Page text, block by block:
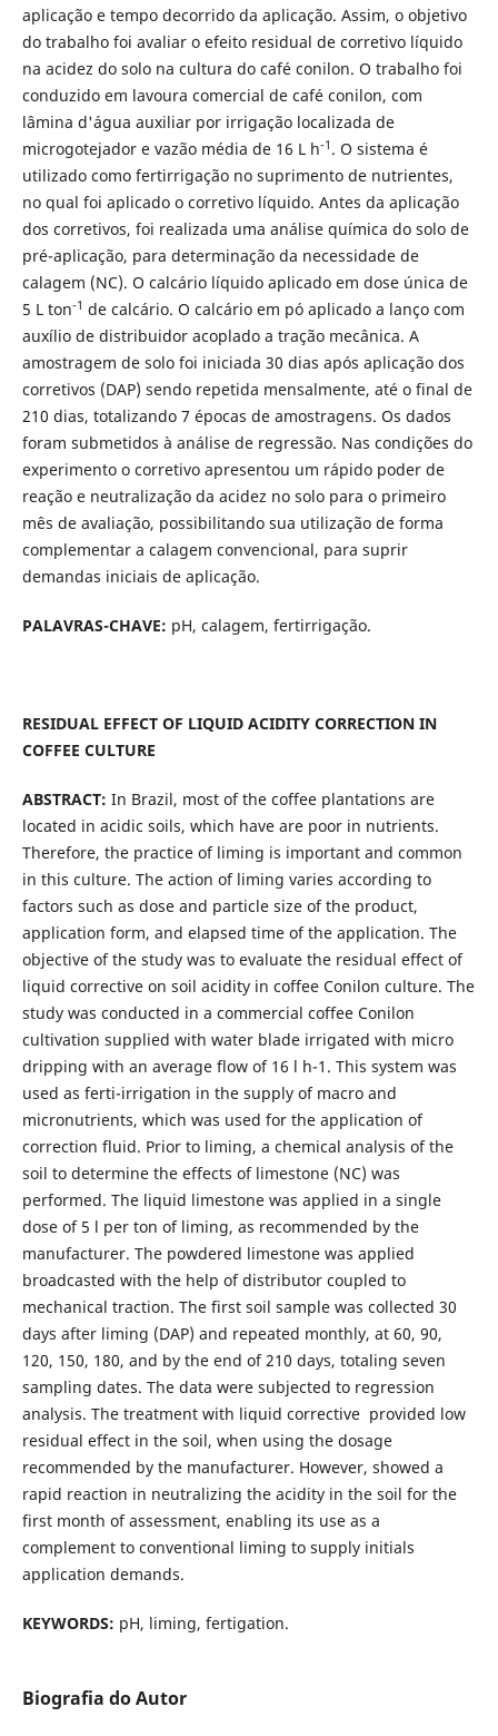
aplicação e tempo decorrido da aplicação. Assim, o objetivo
do trabalho foi avaliar o efeito residual de corretivo líquido
na acidez do solo na cultura do café conilon. O trabalho foi
conduzido em lavoura comercial de café conilon, com
lâmina d'água auxiliar por irrigação localizada de
microgotejador e vazão média de 16 L h-1 . O sistema é
utilizado como fertirrigação no suprimento de nutrientes,
no qual foi aplicado o corretivo líquido. Antes da aplicação
dos corretivos, foi realizada uma análise química do solo de
pré-aplicação, para determinação da necessidade de
calagem (NC). O calcário líquido aplicado em dose única de
5 L ton-1 de calcário. O calcário em pó aplicado a lanço com
auxílio de distribuidor acoplado a tração mecânica. A
amostragem de solo foi iniciada 30 dias após aplicação dos
corretivos (DAP) sendo repetida mensalmente, até o final de
210 dias, totalizando 7 épocas de amostragens. Os dados
foram submetidos à análise de regressão. Nas condições do
experimento o corretivo apresentou um rápido poder de
reação e neutralização da acidez no solo para o primeiro
mês de avaliação, possibilitando sua utilização de forma
complementar a calagem convencional, para suprir
demandas iniciais de aplicação.
PALAVRAS-CHAVE: pH, calagem, fertirrigação.
RESIDUAL EFFECT OF LIQUID ACIDITY CORRECTION IN
COFFEE CULTURE
ABSTRACT: In Brazil, most of the coffee plantations are
located in acidic soils, which have are poor in nutrients.
Therefore, the practice of liming is important and common
in this culture. The action of liming varies according to
factors such as dose and particle size of the product,
application form, and elapsed time of the application. The
objective of the study was to evaluate the residual effect of
liquid corrective on soil acidity in coffee Conilon culture. The
study was conducted in a commercial coffee Conilon
cultivation supplied with water blade irrigated with micro
dripping with an average flow of 16 l h-1. This system was
used as ferti-irrigation in the supply of macro and
micronutrients, which was used for the application of
correction fluid. Prior to liming, a chemical analysis of the
soil to determine the effects of limestone (NC) was
performed. The liquid limestone was applied in a single
dose of 5 l per ton of liming, as recommended by the
manufacturer. The powdered limestone was applied
broadcasted with the help of distributor coupled to
mechanical traction. The first soil sample was collected 30
days after liming (DAP) and repeated monthly, at 60, 90,
120, 150, 180, and by the end of 210 days, totaling seven
sampling dates. The data were subjected to regression
analysis. The treatment with liquid corrective provided low
residual effect in the soil, when using the dosage
recommended by the manufacturer. However, showed a
rapid reaction in neutralizing the acidity in the soil for the
first month of assessment, enabling its use as a
complement to conventional liming to supply initials
application demands.
KEYWORDS: pH, liming, fertigation.
Biografia do Autor